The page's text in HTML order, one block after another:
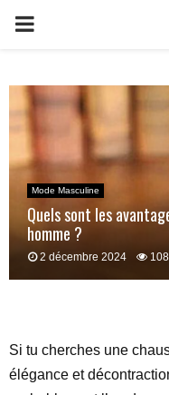
PRIMARY
Mode Masculine
Quels sont les
homme ?
2 décembre 2024
Si tu cherches une
élégance et